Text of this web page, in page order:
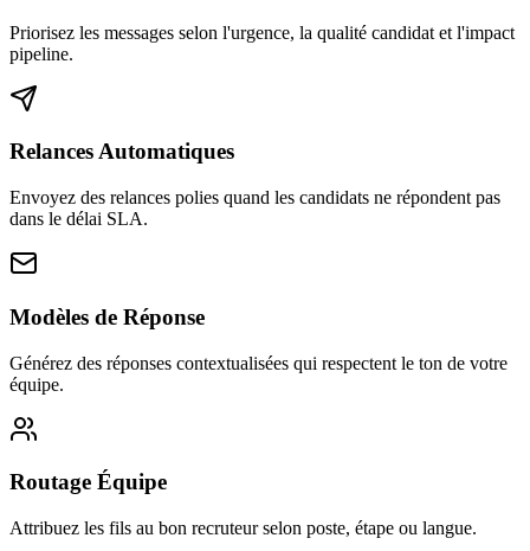
Priorisez les messages selon l'urgence, la qualité candidat et l'impact
pipeline.
Relances Automatiques
Envoyez des relances polies quand les candidats ne répondent pas
dans le délai SLA.
Modèles de Réponse
Générez des réponses contextualisées qui respectent le ton de votre
équipe.
Routage Équipe
Attribuez les fils au bon recruteur selon poste, étape ou langue.